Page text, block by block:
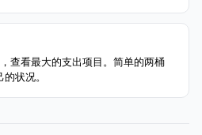
查看最大的支出项目。简单的两桶
状况。